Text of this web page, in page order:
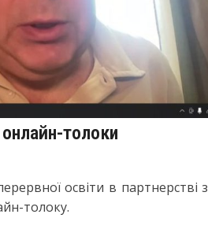
толоки
освіти в партнерстві з
толоку.